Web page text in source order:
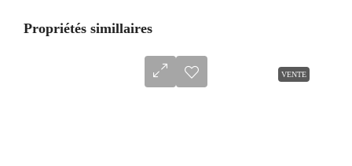
Propriétés simillaires
VENTE